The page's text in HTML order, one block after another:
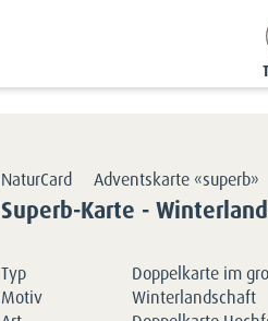
NaturCard Adventskarte «superb»
Superb-Karte -
Typ
Doppelkarte im
Motiv
Winterlandschaft